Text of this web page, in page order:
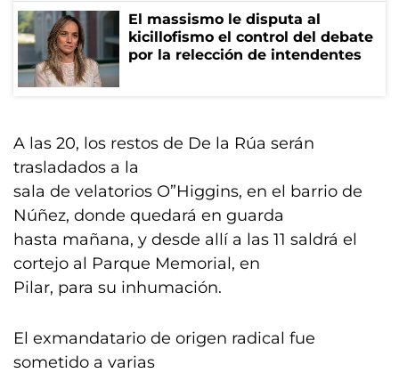
El massismo le disputa al
kicillofismo el control del debate
por la relección de intendentes
A las 20, los restos de De la Rúa serán
trasladados a la
sala de velatorios O”Higgins, en el barrio de
Núñez, donde quedará en guarda
hasta mañana, y desde allí a las 11 saldrá el
cortejo al Parque Memorial, en
Pilar, para su inhumación.
El exmandatario de origen radical fue
sometido a varias